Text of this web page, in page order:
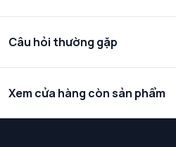
Câu hỏi thường gặp
Xem cửa hàng còn sản phẩm